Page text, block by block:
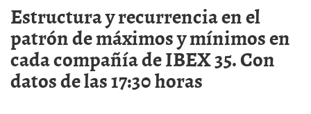
Estructura y recurrencia en el
patrón de máximos y mínimos en
cada compañía de IBEX 35. Con
datos de las 17:30 horas